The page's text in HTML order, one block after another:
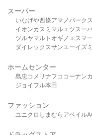
スーパー
いなげや西條アマノパークス
イオンカスミ マルエツスー
ツルヤマルト オギノ エスマ
ダイレックスサンエーイズ
ホームセンター
島忠 コメリ ナフコ コーナン
ジョイフル本田
ファッション
ユニクロ しまむら アベイル